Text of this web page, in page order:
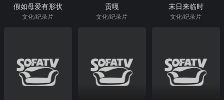
假如母爱有形状
文化/纪录片
贡嘎
文化/纪录片
末日来临时
文化/纪录片